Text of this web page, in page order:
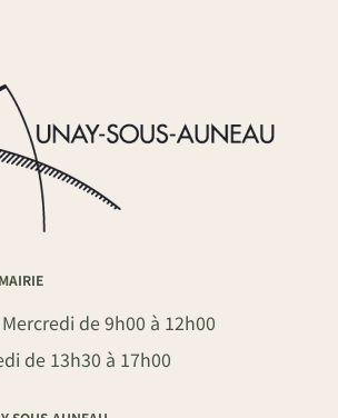
de 9h00 à 12h00
de 13h30 à 17h00